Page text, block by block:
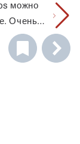
можно
Очень
или